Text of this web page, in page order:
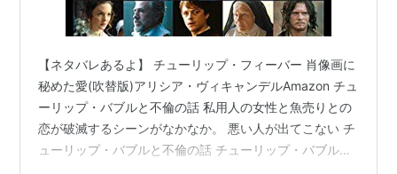
【ネタバレあるよ】 チューリップ・フィーバー 肖像画に
秘めた愛(吹替版)アリシア・ヴィキャンデルAmazon チュ
ーリップ・バブルと不倫の話 私用人の女性と魚売りとの
恋が破滅するシーンがなかなか。 悪い人が出てこない チ
ューリップ・バブルと不倫の話 チューリップ・バブルと